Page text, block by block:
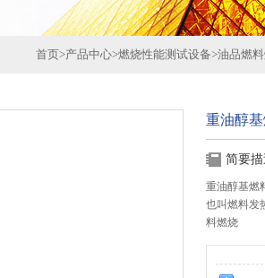
首页>产品中心>燃烧性能测试设备>油品燃
重油醇
简要描
重油醇基燃
也叫燃料发
料燃烧